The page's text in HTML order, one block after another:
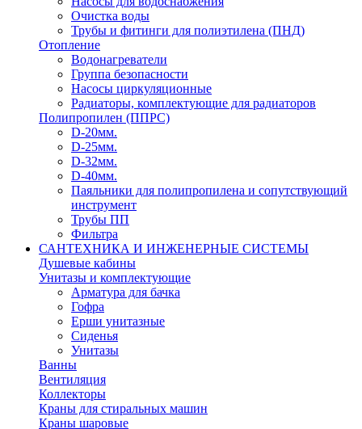
Очистка воды
Трубы и фитинги для полиэтилена (ПНД)
Отопление
Водонагреватели
Группа безопасности
Насосы циркуляционные
Радиаторы, комплектующие для радиаторов
Полипропилен (ППРС)
D-20мм.
D-25мм.
D-32мм.
D-40мм.
Паяльники для полипропилена и сопутствующий
инструмент
Трубы ПП
Фильтра
САНТЕХНИКА И ИНЖЕНЕРНЫЕ СИСТЕМЫ
Душевые кабины
Унитазы и комплектующие
Арматура для бачка
Гофра
Ерши унитазные
Сиденья
Унитазы
Ванны
Вентиляция
Коллекторы
Краны для стиральных машин
Краны шаровые